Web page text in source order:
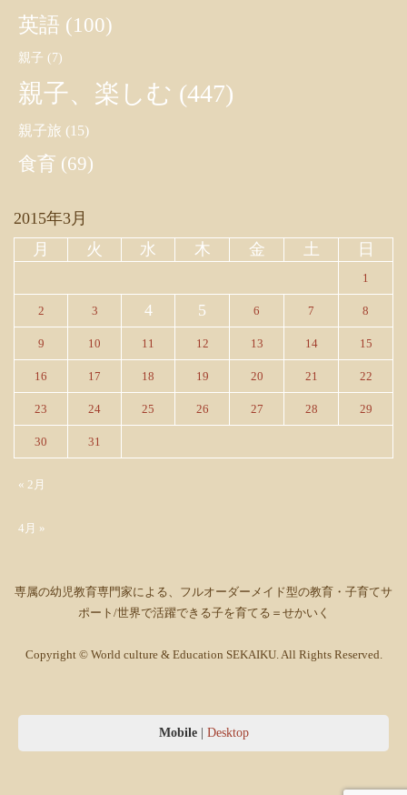
英語 (100)
親子 (7)
親子、楽しむ (447)
親子旅 (15)
食育 (69)
2015年3月
月
火 水 木 金 土 日
1
2 3 4 5 6 7 8
9 10 11 12 13 14 15
16 17 18 19 20 21 22
23 24 25 26 27 28 29
30 31
« 2月
4月 »
専属の幼児教育専門家による、フルオーダーメイド型の教育・子育てサ
ポート/世界で活躍できる子を育てる＝せかいく
Copyright © World culture & Education SEKAIKU. All Rights Reserved.
Mobile| Desktop